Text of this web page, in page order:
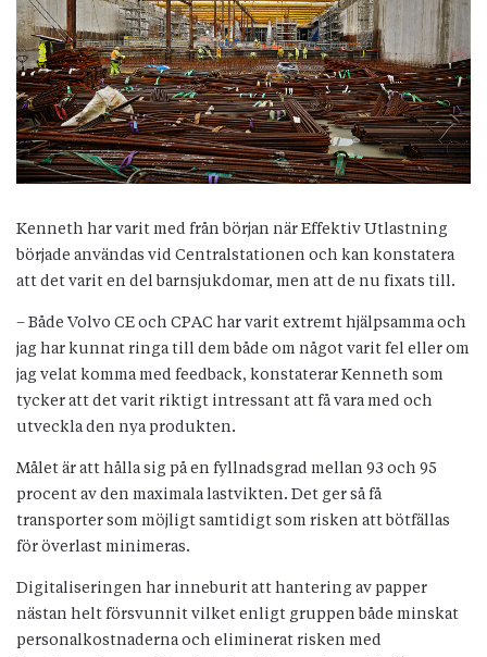
Kenneth har varit med från början när Effektiv Utlastning
började användas vid Centralstationen och kan konstatera
att det varit en del barnsjukdomar, men att de nu fixats till.
– Både Volvo CE och CPAC har varit extremt hjälpsamma och
jag har kunnat ringa till dem både om något varit fel eller om
jag velat komma med feedback, konstaterar Kenneth som
tycker att det varit riktigt intressant att få vara med och
utveckla den nya produkten.
Målet är att hålla sig på en fyllnadsgrad mellan 93 och 95
procent av den maximala lastvikten. Det ger så få
transporter som möjligt samtidigt som risken att bötfällas
för överlast minimeras.
Digitaliseringen har inneburit att hantering av papper
nästan helt försvunnit vilket enligt gruppen både minskat
personalkostnaderna och eliminerat risken med